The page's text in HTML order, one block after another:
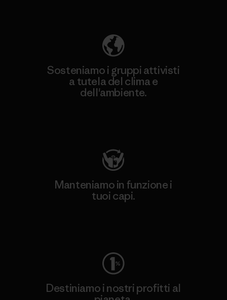
Sosteniamo i gruppi attivisti
a tutela del clima e
dell'ambiente.
Manteniamo in funzione i
tuoi capi.
Destiniamo i nostri profitti al